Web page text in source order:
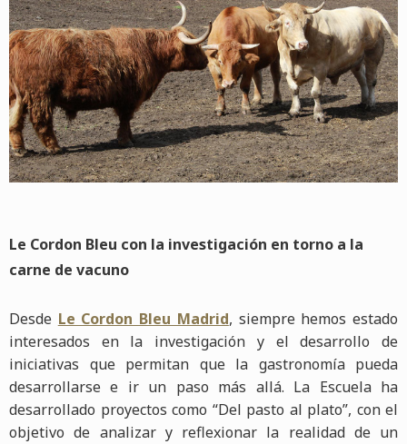
Le Cordon Bleu con la investigación en torno a la
carne de vacuno
Desde Le Cordon Bleu Madrid, siempre hemos estado
interesados en la investigación y el desarrollo de
iniciativas que permitan que la gastronomía pueda
desarrollarse e ir un paso más allá. La Escuela ha
desarrollado proyectos como “Del pasto al plato”, con el
objetivo de analizar y reflexionar la realidad de un